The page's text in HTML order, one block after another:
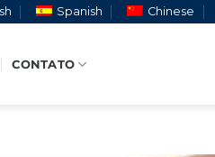
Spanish Chinese
CONTATO